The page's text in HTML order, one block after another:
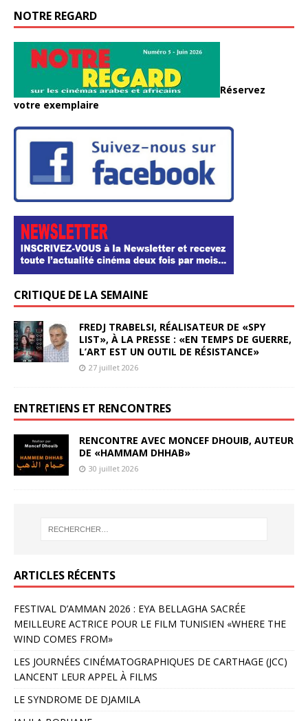
NOTRE REGARD
Réservez
votre exemplaire
CRITIQUE DE LA SEMAINE
FREDJ TRABELSI, RÉALISATEUR DE «SPY
LIST», À LA PRESSE : «EN TEMPS DE GUERRE,
L’ART EST UN OUTIL DE RÉSISTANCE»
27 juillet 2026
ENTRETIENS ET RENCONTRES
RENCONTRE AVEC MONCEF DHOUIB, AUTEUR
DE «HAMMAM DHHAB»
30 juillet 2026
ARTICLES RÉCENTS
FESTIVAL D’AMMAN 2026 : EYA BELLAGHA SACRÉE
MEILLEURE ACTRICE POUR LE FILM TUNISIEN «WHERE THE
WIND COMES FROM»
LES JOURNÉES CINÉMATOGRAPHIQUES DE CARTHAGE (JCC)
LANCENT LEUR APPEL À FILMS
LE SYNDROME DE DJAMILA